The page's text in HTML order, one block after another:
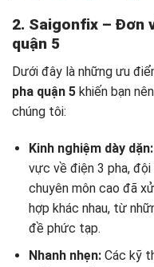
2. Saigonfix – Đơn
quận 5
Dưới đây là những ưu
pha quận 5 khiến bạn
chúng tôi:
Kinh nghiệm dày dặn:
vực về điện 3 pha,
chuyên môn cao đã
hợp khác nhau, từ
đề phức tạp.
Nhanh nhẹn:Các kỹ